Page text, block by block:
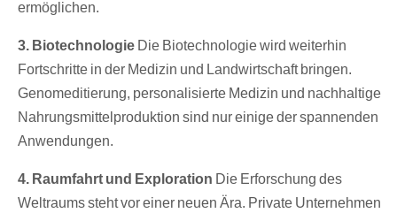
ermöglichen.
3. BiotechnologieDie Biotechnologie wird weiterhin
Fortschritte in der Medizin und Landwirtschaft bringen.
Genomeditierung, personalisierte Medizin und nachhaltige
Nahrungsmittelproduktion sind nur einige der spannenden
Anwendungen.
4. Raumfahrt und Exploration Die Erforschung des
Weltraums steht vor einer neuen Ära. Private Unternehmen